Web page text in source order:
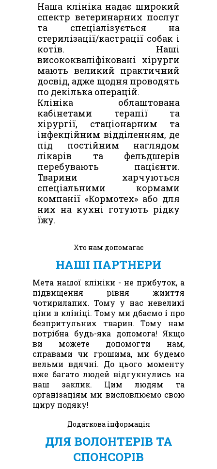
Наша клініка надає широкий
спектр ветеринарних послуг
та спеціалізується на
стерилізації/кастрації собак і
котів. Наші
висококваліфіковані хірурги
мають великий практичний
досвід, адже щодня проводять
по декілька операцій.
Клініка облаштована
кабінетами терапії та
хірургії, стаціонарним та
інфекційним відділенням, де
під постійним наглядом
лікарів та фельдшерів
перебувають пацієнти.
Тварини харчуються
спеціальними кормами
компанії «Кормотех» або для
них на кухні готують рідку
їжу.
Хто нам допомагає
НАШІ ПАРТНЕРИ
Мета нашої клініки - не прибуток, а
підвищення рівня жииття
чотирилапих. Тому у нас невеликі
ціни в клініці. Тому ми дбаємо і про
безпритульних тварин. Тому нам
потрібна будь-яка допомога! Якщо
ви можете допомогти нам,
справами чи грошима, ми будемо
вельми вдячні. До цього моменту
вже багато людей відгукнулись на
наш заклик. Цим людям та
організаціям ми висловлюємо свою
щиру подяку!
Додаткова інформація
ДЛЯ ВОЛОНТЕРІВ ТА
СПОНСОРІВ